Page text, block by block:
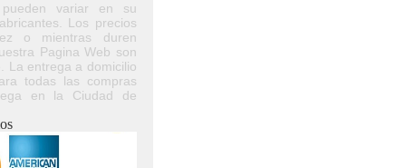
pueden variar en su
Los precios
o mientras duren
Pagina Web son
La entrega a domicilio
todas las compras
en la Ciudad de